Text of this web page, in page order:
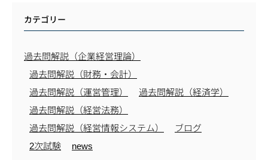
カテゴリー
過去問解説（企業経営理論）
過去問解説（財務・会計）
過去問解説（運営管理）
過去問解説（経済学）
過去問解説（経営法務）
過去問解説（経営情報システム）
ブログ
2次試験
news